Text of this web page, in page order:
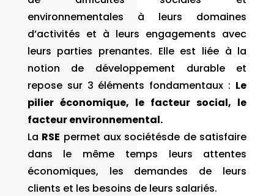
environnementales à leurs domaines
d’activités et à leurs engagements avec
leurs parties prenantes. Elle est liée à la
notion de développement durable et
repose sur 3 éléments fondamentaux : Le
pilier économique, le facteur social, le
facteur environnemental.
La RSE permet aux sociétésde de satisfaire
dans le même temps leurs attentes
économiques, les demandes de leurs
clients et les besoins de leurs salariés.